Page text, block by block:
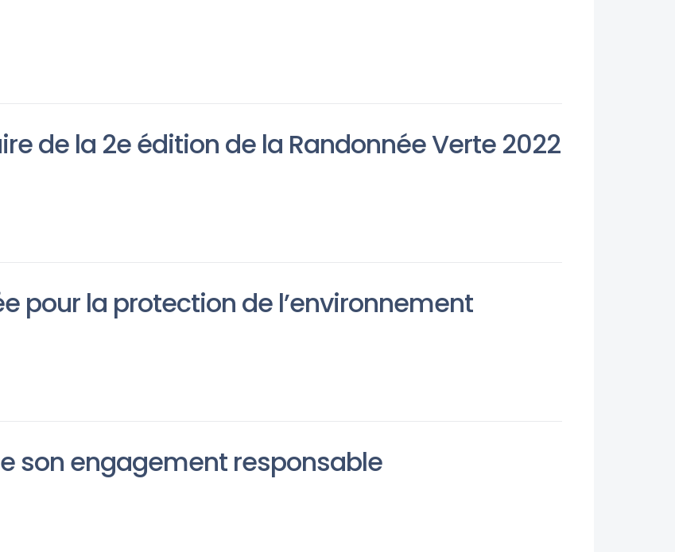
de la 2e édition de la Randonnée Verte 2022
pour la protection de l’environnement
son engagement responsable